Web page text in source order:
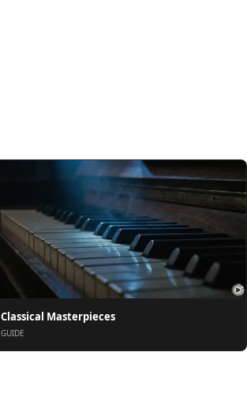
Classical Masterpieces
GUIDE